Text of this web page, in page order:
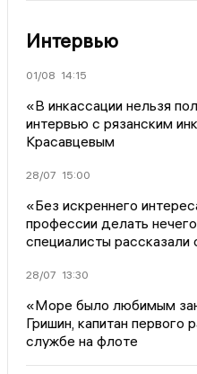
Интервью
01/08 14:15
«В инкассации нельзя
интервью с рязанским
Красавцевым
28/07 15:00
«Без искреннего
профессии делать
специалисты рассказали
28/07 13:30
«Море было любимым
Гришин, капитан первого
службе на флоте